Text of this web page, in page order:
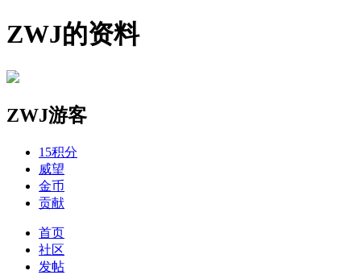
ZWJ的资料
ZWJ游客
15积分
威望
金币
贡献
首页
社区
发帖